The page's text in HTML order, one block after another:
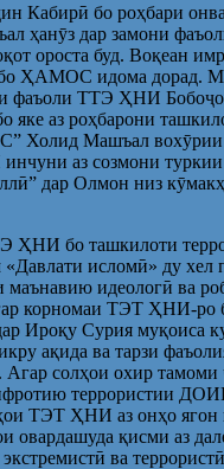
Кабирӣ бо роҳбари
дар замони
ороста буд. Воқеан
ҲАМОС идома дорад.
фаъоли ТТЭ ҲНИ
яке аз роҳбарони
Холид Машъал
аз созмони
дар Олмон низ
ҲНИ бо ташкилоти
исломӣ» ду хел
маънавию идеологӣ ва
корномаи ТЭТ ҲНИ-ро
Ироқу Сурия муқоиса
ақида ва тарзи
солҳои охир тамоми
террористии
ТЭТ ҲНИ аз онҳо ягон
овардашуда қисми аз
ва